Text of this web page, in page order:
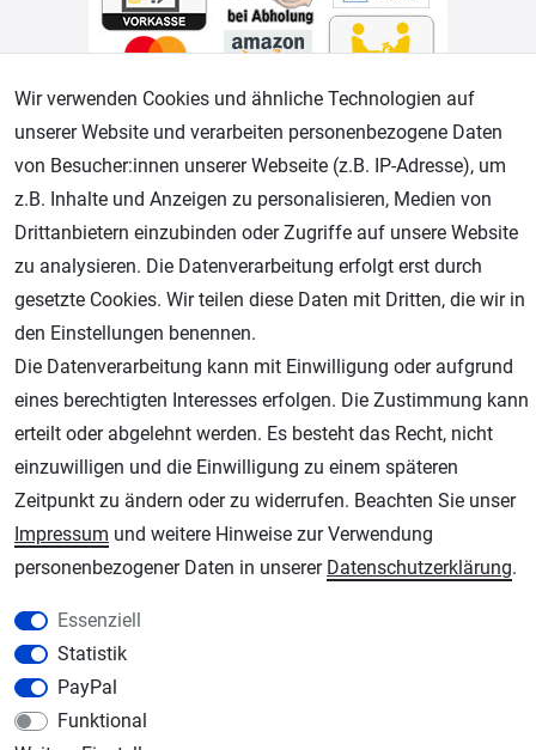
Geprüfter Shop
AGB Widerrufsrecht Datenschutz Impressum
Unsere weiteren Shops:
Schmincke-City.de
Schmincke Künstlerfarben das Gesamtsortiment
Schneideplotter, Transferpressen, Siebdruck und Plotterfolien
Modellbau-City.com
Military + Tabletop Plastikmodelle und Modellbau Farben - Bringen Sie Farbe ins
Spiel.
Wir verwenden Cookies und ähnliche Technologien auf
unserer Website und verarbeiten personenbezogene Daten
von Besucher:innen unserer Webseite (z.B. IP-Adresse), um
z.B. Inhalte und Anzeigen zu personalisieren, Medien von
Drittanbietern einzubinden oder Zugriffe auf unsere Website
zu analysieren. Die Datenverarbeitung erfolgt erst durch
gesetzte Cookies. Wir teilen diese Daten mit Dritten, die wir in
den Einstellungen benennen.
Die Datenverarbeitung kann mit Einwilligung oder aufgrund
eines berechtigten Interesses erfolgen. Die Zustimmung kann
erteilt oder abgelehnt werden. Es besteht das Recht, nicht
einzuwilligen und die Einwilligung zu einem späteren
Zeitpunkt zu ändern oder zu widerrufen. Beachten Sie unser
Impressum und weitere Hinweise zur Verwendung
personenbezogener Daten in unserer Daten­schutz­erklärung.
Essenziell
Statistik
PayPal
Funktional